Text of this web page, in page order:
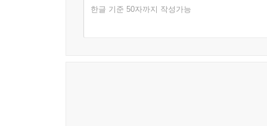
한글 기준 50자까지 작성가능